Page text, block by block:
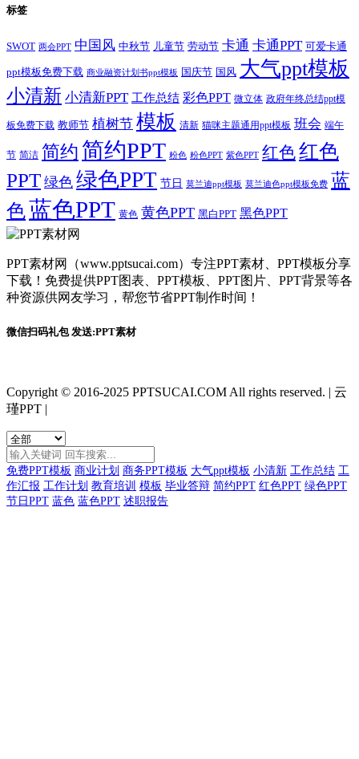
标签
SWOT 两会PPT 中国风 中秋节 儿童节 劳动节 卡通 卡通PPT 可爱卡通
ppt模板免费下载 商业融资计划书ppt模板 国庆节 国风 大气ppt模板
小清新 小清新PPT 工作总结 彩色PPT 微立体 政府年终总结ppt模
板免费下载 教师节 植树节 模板 清新 猫咪主题通用ppt模板 班会 端午
节 简洁 简约 简约PPT 粉色 粉色PPT 紫色PPT 红色红色
PPT 绿色 绿色PPT 节日 莫兰迪ppt模板 莫兰迪色ppt模板免费 蓝
色蓝色PPT 黄色 黄色PPT 黑白PPT 黑色PPT
PPT素材网（www.pptsucai.com）专注PPT素材、PPT模板分享
下载！免费提供PPT图表、PPT模板、PPT图片、PPT背景等各
种资源供网友学习，帮您节省PPT制作时间！
微信扫码礼包 发送:PPT素材
Copyright © 2016-2025 PPTSUCAI.COM All rights reserved. | 云
瑾PPT |
免费PPT模板 商业计划 商务PPT模板 大气ppt模板 小清新 工作总结 工
作汇报 工作计划 教育培训 模板 毕业答辩 简约PPT 红色PPT 绿色PPT
节日PPT 蓝色 蓝色PPT 述职报告